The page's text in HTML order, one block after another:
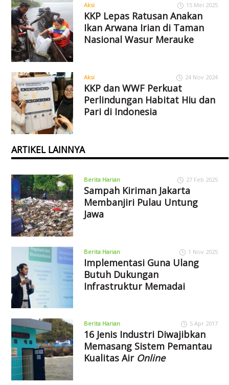
Aksi 15 Mei 2025
KKP Lepas Ratusan Anakan
Ikan Arwana Irian di Taman
Nasional Wasur Merauke
Aksi 24 Nov 2024
KKP dan WWF Perkuat
Perlindungan Habitat Hiu dan
Pari di Indonesia
ARTIKEL LAINNYA
Berita Harian 27 Feb 2025
Sampah Kiriman Jakarta
Membanjiri Pulau Untung
Jawa
Berita Harian 1 Nov 2025
Implementasi Guna Ulang
Butuh Dukungan
Infrastruktur Memadai
Berita Harian 5 Apr 2017
16 Jenis Industri Diwajibkan
Memasang Sistem Pemantau
Kualitas Air Online